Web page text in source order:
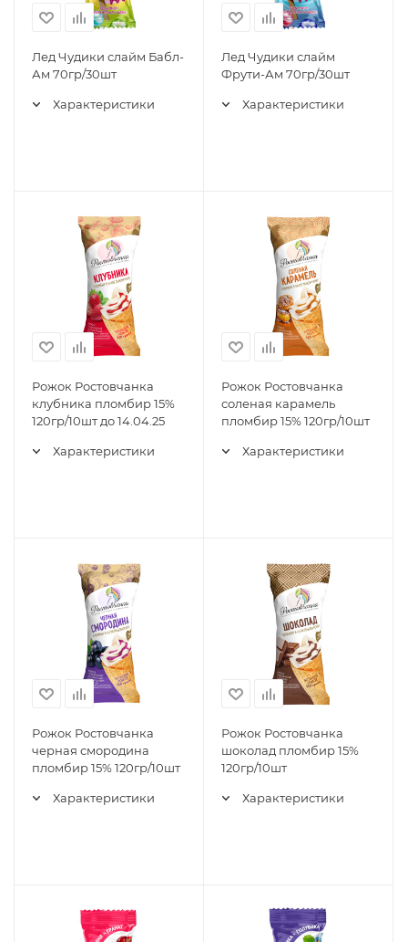
Лед Чудики слайм Бабл-
Ам 70гр/30шт
Характеристики
Лед Чудики слайм
Фрути-Ам 70гр/30шт
Характеристики
Рожок Ростовчанка
клубника пломбир 15%
120гр/10шт до 14.04.25
Характеристики
Рожок Ростовчанка
соленая карамель
пломбир 15% 120гр/10шт
Характеристики
Рожок Ростовчанка
черная смородина
пломбир 15% 120гр/10шт
Характеристики
Рожок Ростовчанка
шоколад пломбир 15%
120гр/10шт
Характеристики